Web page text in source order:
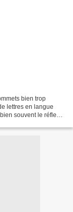
bien trop
lettres en langue
souvent le réflexe